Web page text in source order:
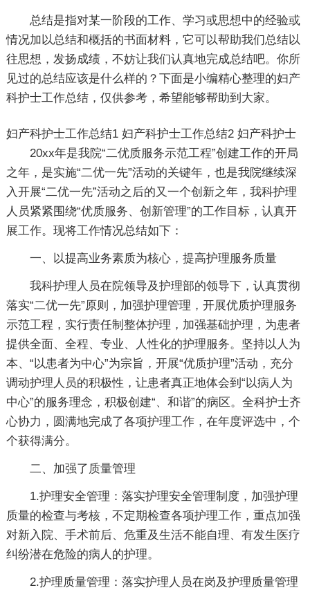
总结是指对某一阶段的工作、学习或思想中的经验或
情况加以总结和概括的书面材料，它可以帮助我们总结以
往思想，发扬成绩，不妨让我们认真地完成总结吧。你所
见过的总结应该是什么样的？下面是小编精心整理的妇产
科护士工作总结，仅供参考，希望能够帮助到大家。
妇产科护士工作总结1
20xx年是我院“二优质服务示范工程”创建工作的开局
之年，是实施“二优一先”活动的关键年，也是我院继续深
入开展“二优一先”活动之后的又一个创新之年，我科护理
人员紧紧围绕“优质服务、创新管理”的工作目标，认真开
展工作。现将工作情况总结如下：
一、以提高业务素质为核心，提高护理服务质量
我科护理人员在院领导及护理部的领导下，认真贯彻
落实“二优一先”原则，加强护理管理，开展优质护理服务
示范工程，实行责任制整体护理，加强基础护理，为患者
提供全面、全程、专业、人性化的护理服务。坚持以人为
本、“以患者为中心”为宗旨，开展“优质护理”活动，充分
调动护理人员的积极性，让患者真正地体会到“以病人为
中心”的服务理念，积极创建“、和谐”的病区。全科护士齐
心协力，圆满地完成了各项护理工作，在年度评选中，个
个获得满分。
二、加强了质量管理
1.护理安全管理：落实护理安全管理制度，加强护理
质量的检查与考核，不定期检查各项护理工作，重点加强
对新入院、手术前后、危重及生活不能自理、有发生医疗
纠纷潜在危险的病人的护理。
2.护理质量管理：落实护理人员在岗及护理质量管理
妇产科护士工作总结2 妇产科护士